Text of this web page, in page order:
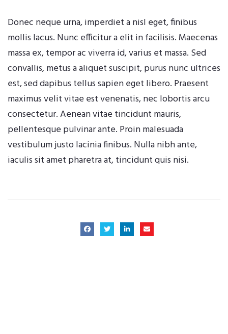
Donec neque urna, imperdiet a nisl eget, finibus
mollis lacus. Nunc efficitur a elit in facilisis. Maecenas
massa ex, tempor ac viverra id, varius et massa. Sed
convallis, metus a aliquet suscipit, purus nunc ultrices
est, sed dapibus tellus sapien eget libero. Praesent
maximus velit vitae est venenatis, nec lobortis arcu
consectetur. Aenean vitae tincidunt mauris,
pellentesque pulvinar ante. Proin malesuada
vestibulum justo lacinia finibus. Nulla nibh ante,
iaculis sit amet pharetra at, tincidunt quis nisi.